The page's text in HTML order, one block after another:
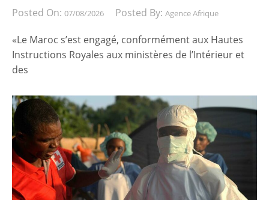
Posted On: 07/08/2026 Posted By: Agence Afrique
«Le Maroc s’est engagé, conformément aux Hautes
Instructions Royales aux ministères de l’Intérieur et
des